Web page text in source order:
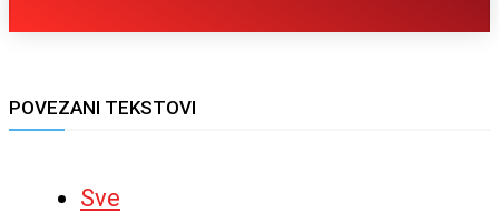
POVEZANI TEKSTOVI
Sve